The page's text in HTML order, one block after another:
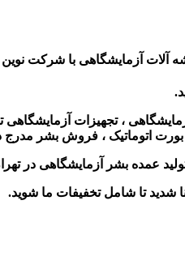
آلات آزمایشگاهی با شرکت نوین
، تجهیزات
اتوماتیک ، فروش بشر مدرج
عمده بشر آزمایشگاهی در
شدید تا شامل تخفیفات ما شوید.